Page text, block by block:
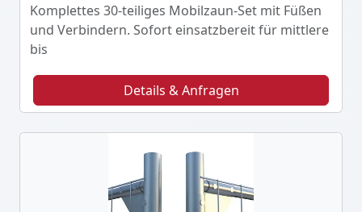
Komplettes 30-teiliges Mobilzaun-Set mit Füßen
und Verbindern. Sofort einsatzbereit für mittlere
bis
Details & Anfragen